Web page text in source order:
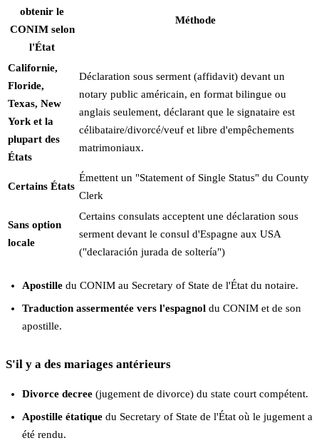
obtenir le
CONIM selon
l'État
Méthode
Californie,
Floride,
Texas, New
York et la
plupart des
États
Déclaration sous serment (affidavit) devant un
notary public américain, en format bilingue ou
anglais seulement, déclarant que le signataire est
célibataire/divorcé/veuf et libre d'empêchements
matrimoniaux.
Certains États
Émettent un "Statement of Single Status" du County
Clerk
Sans option
locale
Certains consulats acceptent une déclaration sous
serment devant le consul d'Espagne aux USA
("declaración jurada de soltería")
Apostilledu CONIM au Secretary of State de l'État du notaire.
Traduction assermentée vers l'espagnoldu CONIM et de son
apostille.
S'il y a des mariages antérieurs
Divorce decree(jugement de divorce) du state court compétent.
Apostille étatiquedu Secretary of State de l'État où le jugement a
été rendu.